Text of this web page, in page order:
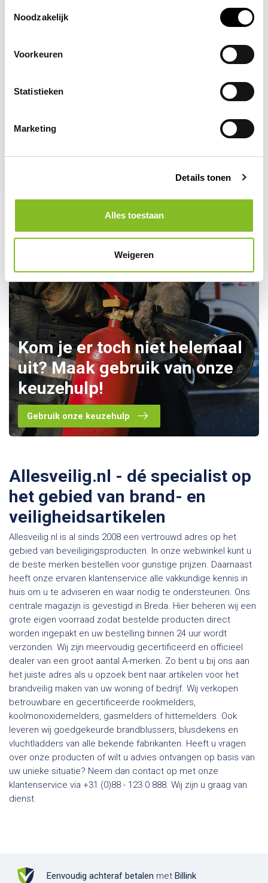
Noodzakelijk
Voorkeuren
Statistieken
Marketing
Details tonen
Alles toestaan
Weigeren
Op voorraad
Defibtech Lifeline
Kom je er toch niet helemaal
uit? Maak gebruik van onze
keuzehulp!
Gebruik onze keuzehulp
Allesveilig.nl - dé specialist op
het gebied van brand- en
veiligheidsartikelen
Allesveilig.nl is al sinds 2008 een vertrouwd adres op het
gebied van beveiligingsproducten. In onze webwinkel kunt u
de beste merken bestellen voor gunstige prijzen. Daarnaast
heeft onze ervaren klantenservice alle vakkundige kennis in
huis om u te adviseren en waar nodig te ondersteunen. Ons
centrale magazijn is gevestigd in Breda. Hier beheren wij een
grote eigen voorraad zodat bestelde producten direct
worden ingepakt en uw bestelling binnen 24 uur wordt
verzonden. Wij zijn meervoudig gecertificeerd en officieel
dealer van een groot aantal A-merken. Zo bent u bij ons aan
het juiste adres als u opzoek bent naar artikelen voor het
brandveilig maken van uw woning of bedrijf. Wij verkopen
betrouwbare en gecertificeerde rookmelders,
koolmonoxidemelders, gasmelders of hittemelders. Ook
leveren wij goedgekeurde brandblussers, blusdekens en
vluchtladders van alle bekende fabrikanten. Heeft u vragen
over onze producten of wilt u advies ontvangen op basis van
uw unieke situatie? Neem dan contact op met onze
klantenservice via +31 (0)88 - 123 0 888. Wij zijn u graag van
dienst.
Eenvoudig achteraf betalen met Billink